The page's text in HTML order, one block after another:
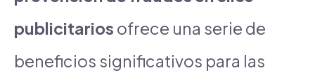
publicitarios ofrece una serie de
beneficios significativos para las